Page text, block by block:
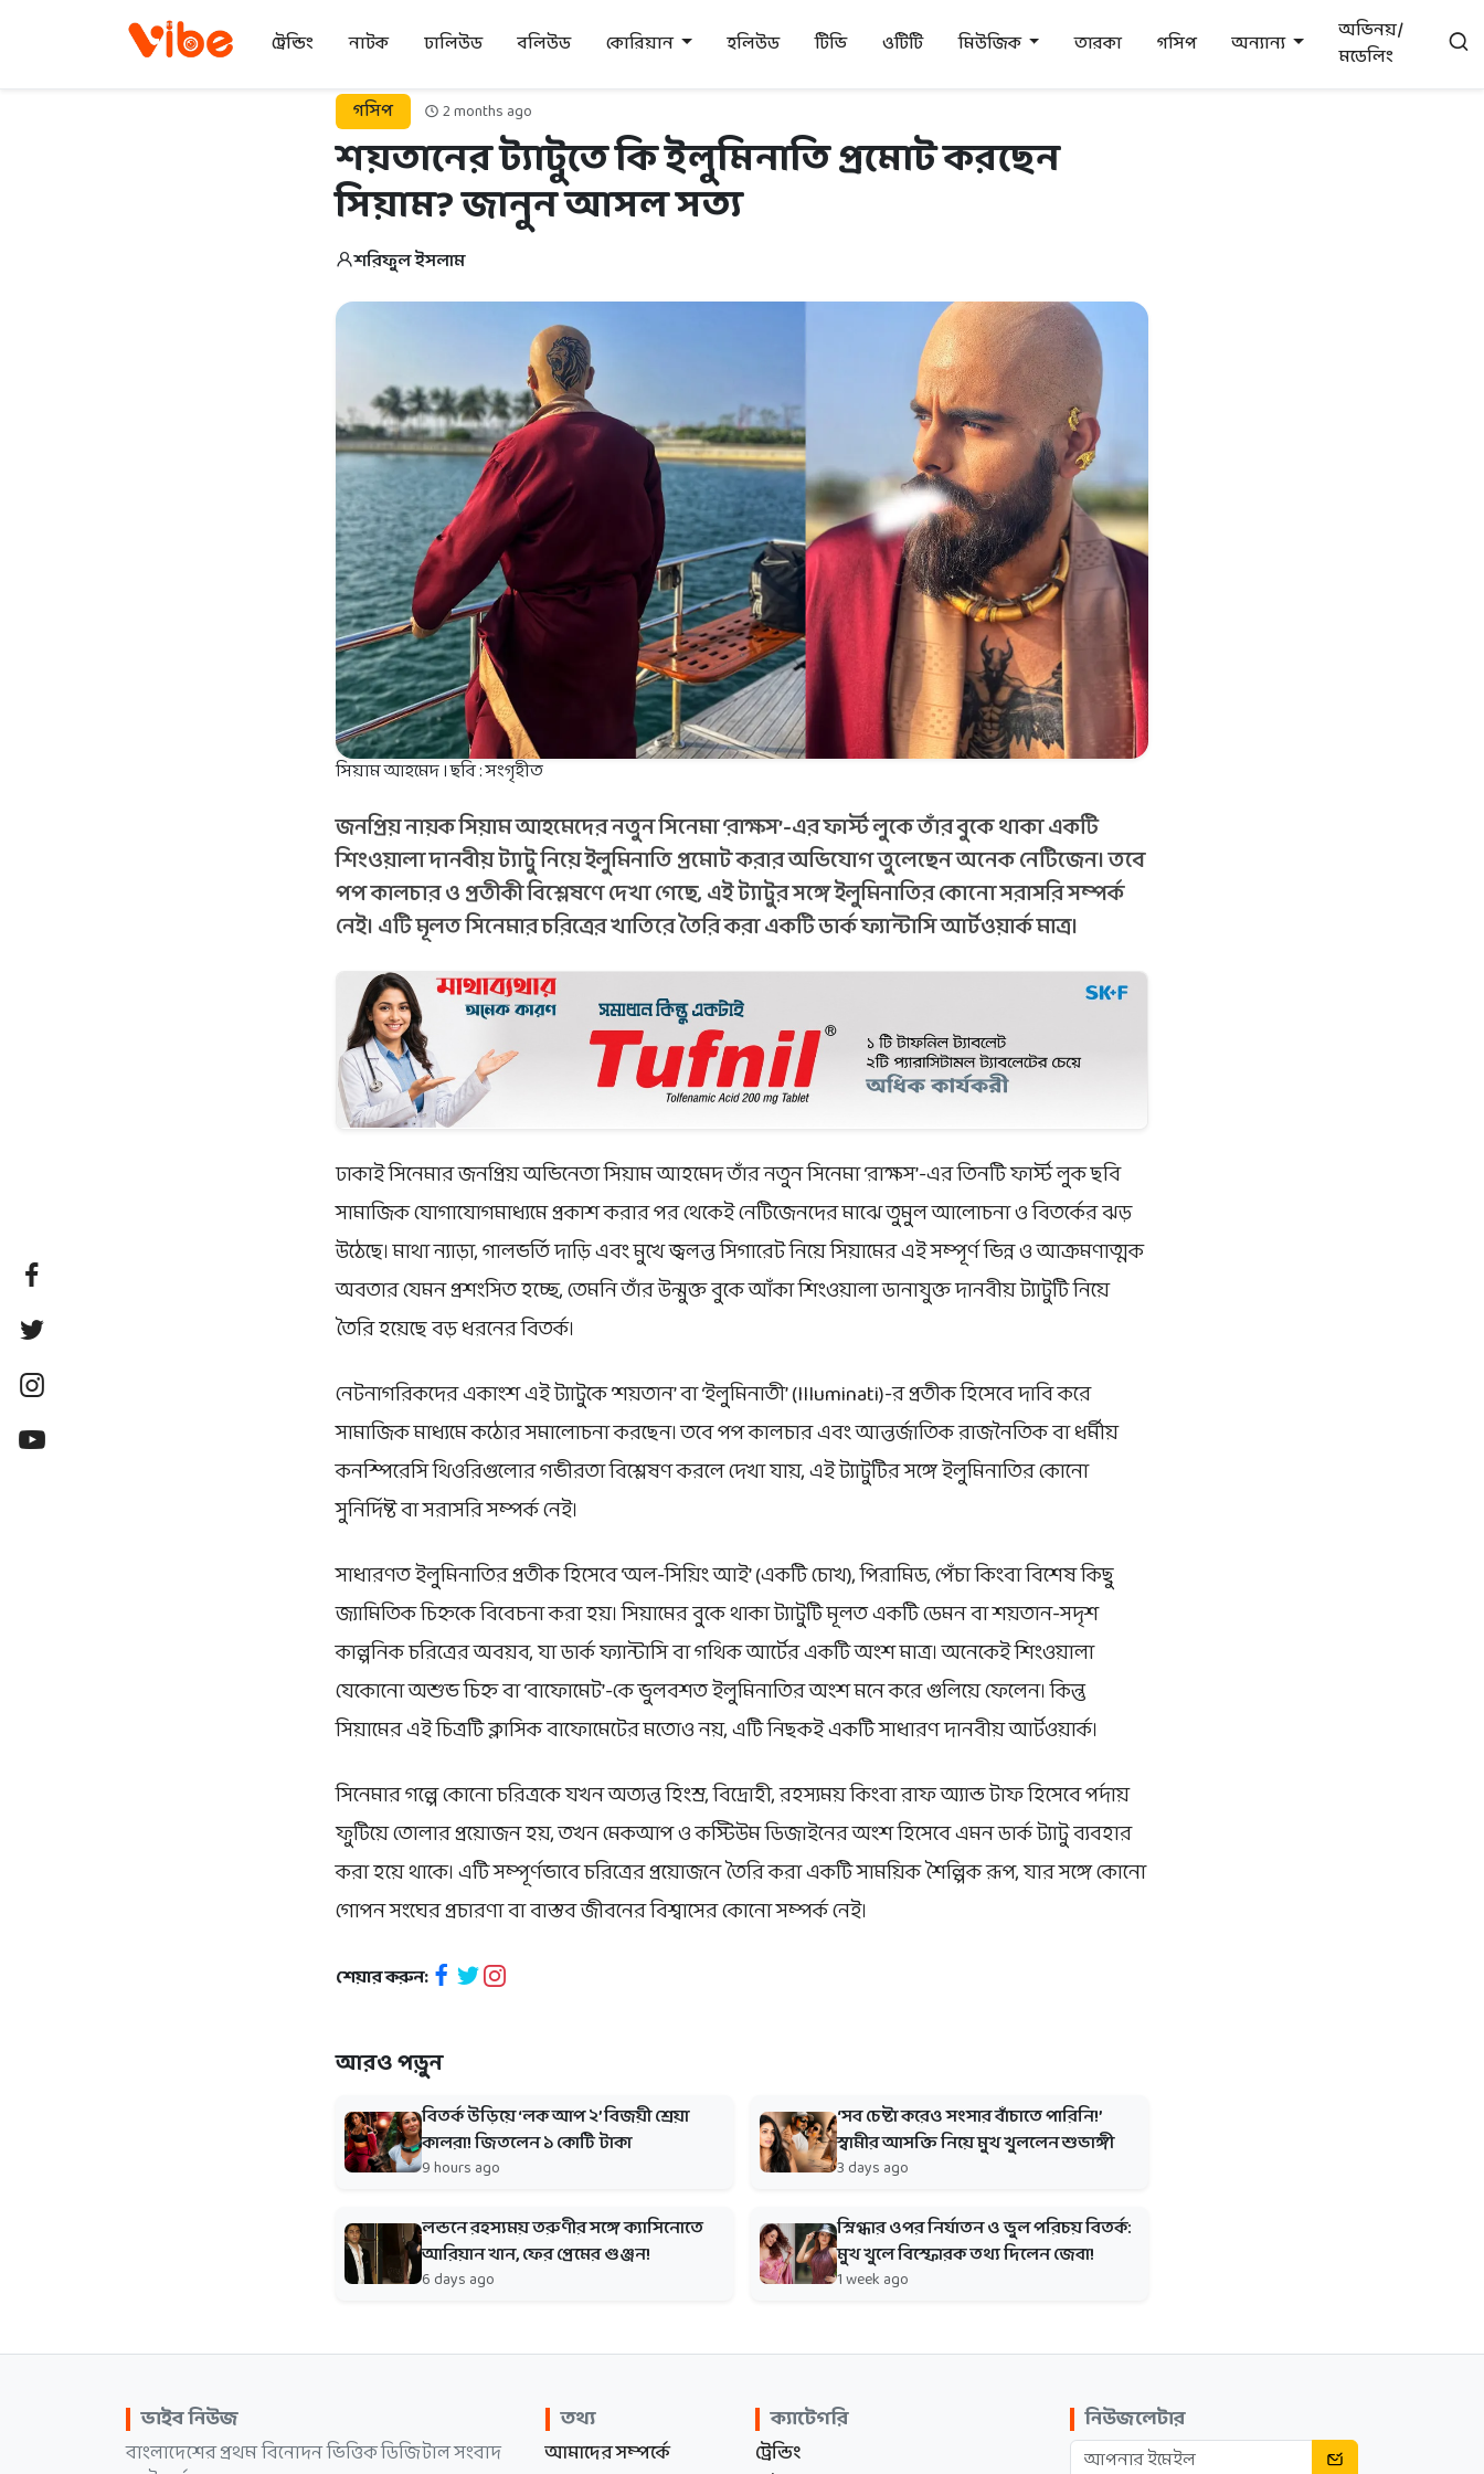
ট্রেন্ডিং নাটক ঢালিউড বলিউড কোরিয়ান হলিউড টিভি ওটিটি মিউজিক তারকা গসিপ অন্যান্য
অভিনয়/
মডেলিং
গসিপ
2 months ago
শয়তানের ট্যাটুতে কি ইলুমিনাতি প্রমোট করছেন
সিয়াম? জানুন আসল সত্য
শরিফুল ইসলাম
সিয়াম আহমেদ । ছবি : সংগৃহীত
জনপ্রিয় নায়ক সিয়াম আহমেদের নতুন সিনেমা ‘রাক্ষস’-এর ফার্স্ট লুকে তাঁর বুকে থাকা একটি
শিংওয়ালা দানবীয় ট্যাটু নিয়ে ইলুমিনাতি প্রমোট করার অভিযোগ তুলেছেন অনেক নেটিজেন। তবে
পপ কালচার ও প্রতীকী বিশ্লেষণে দেখা গেছে, এই ট্যাটুর সঙ্গে ইলুমিনাতির কোনো সরাসরি সম্পর্ক
নেই। এটি মূলত সিনেমার চরিত্রের খাতিরে তৈরি করা একটি ডার্ক ফ্যান্টাসি আর্টওয়ার্ক মাত্র।
ঢাকাই সিনেমার জনপ্রিয় অভিনেতা সিয়াম আহমেদ তাঁর নতুন সিনেমা ‘রাক্ষস’-এর তিনটি ফার্স্ট লুক ছবি
সামাজিক যোগাযোগমাধ্যমে প্রকাশ করার পর থেকেই নেটিজেনদের মাঝে তুমুল আলোচনা ও বিতর্কের ঝড়
উঠেছে। মাথা ন্যাড়া, গালভর্তি দাড়ি এবং মুখে জ্বলন্ত সিগারেট নিয়ে সিয়ামের এই সম্পূর্ণ ভিন্ন ও আক্রমণাত্মক
অবতার যেমন প্রশংসিত হচ্ছে, তেমনি তাঁর উন্মুক্ত বুকে আঁকা শিংওয়ালা ডানাযুক্ত দানবীয় ট্যাটুটি নিয়ে
তৈরি হয়েছে বড় ধরনের বিতর্ক।
নেটনাগরিকদের একাংশ এই ট্যাটুকে ‘শয়তান’ বা ‘ইলুমিনাতী’ (Illuminati)-র প্রতীক হিসেবে দাবি করে
সামাজিক মাধ্যমে কঠোর সমালোচনা করছেন। তবে পপ কালচার এবং আন্তর্জাতিক রাজনৈতিক বা ধর্মীয়
কনস্পিরেসি থিওরিগুলোর গভীরতা বিশ্লেষণ করলে দেখা যায়, এই ট্যাটুটির সঙ্গে ইলুমিনাতির কোনো
সুনির্দিষ্ট বা সরাসরি সম্পর্ক নেই।
সাধারণত ইলুমিনাতির প্রতীক হিসেবে ‘অল-সিয়িং আই’ (একটি চোখ), পিরামিড, পেঁচা কিংবা বিশেষ কিছু
জ্যামিতিক চিহ্নকে বিবেচনা করা হয়। সিয়ামের বুকে থাকা ট্যাটুটি মূলত একটি ডেমন বা শয়তান-সদৃশ
কাল্পনিক চরিত্রের অবয়ব, যা ডার্ক ফ্যান্টাসি বা গথিক আর্টের একটি অংশ মাত্র। অনেকেই শিংওয়ালা
যেকোনো অশুভ চিহ্ন বা ‘বাফোমেট’-কে ভুলবশত ইলুমিনাতির অংশ মনে করে গুলিয়ে ফেলেন। কিন্তু
সিয়ামের এই চিত্রটি ক্লাসিক বাফোমেটের মতোও নয়, এটি নিছকই একটি সাধারণ দানবীয় আর্টওয়ার্ক।
সিনেমার গল্পে কোনো চরিত্রকে যখন অত্যন্ত হিংস্র, বিদ্রোহী, রহস্যময় কিংবা রাফ অ্যান্ড টাফ হিসেবে পর্দায়
ফুটিয়ে তোলার প্রয়োজন হয়, তখন মেকআপ ও কস্টিউম ডিজাইনের অংশ হিসেবে এমন ডার্ক ট্যাটু ব্যবহার
করা হয়ে থাকে। এটি সম্পূর্ণভাবে চরিত্রের প্রয়োজনে তৈরি করা একটি সাময়িক শৈল্পিক রূপ, যার সঙ্গে কোনো
গোপন সংঘের প্রচারণা বা বাস্তব জীবনের বিশ্বাসের কোনো সম্পর্ক নেই।
শেয়ার করুন:
আরও পড়ুন
বিতর্ক উড়িয়ে ‘লক আপ ২’ বিজয়ী শ্রেয়া
কালরা! জিতলেন ১ কোটি টাকা
9 hours ago
‘সব চেষ্টা করেও সংসার বাঁচাতে পারিনি!’
স্বামীর আসক্তি নিয়ে মুখ খুললেন শুভাঙ্গী
3 days ago
লন্ডনে রহস্যময় তরুণীর সঙ্গে ক্যাসিনোতে
আরিয়ান খান, ফের প্রেমের গুঞ্জন!
6 days ago
স্নিগ্ধার ওপর নির্যাতন ও ভুল পরিচয় বিতর্ক:
মুখ খুলে বিস্ফোরক তথ্য দিলেন জেবা!
1 week ago
ভাইব নিউজ
বাংলাদেশের প্রথম বিনোদন ভিত্তিক ডিজিটাল সংবাদ
তথ্য
আমাদের সম্পর্কে
ক্যাটেগরি
ট্রেন্ডিং
নিউজলেটার